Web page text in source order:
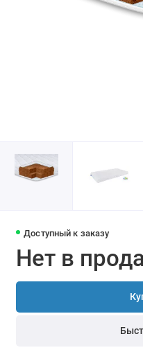
Доступный к заказу
Нет в